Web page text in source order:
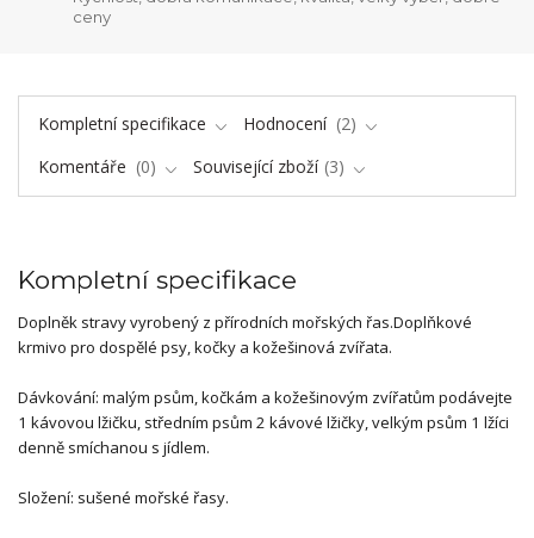
ceny
Kompletní specifikace Hodnocení
2
Komentáře
0 Související zboží 3
Kompletní specifikace
Doplněk stravy vyrobený z přírodních mořských řas.Doplňkové
krmivo pro dospělé psy, kočky a kožešinová zvířata.
Dávkování: malým psům, kočkám a kožešinovým zvířatům podávejte
1 kávovou lžičku, středním psům 2 kávové lžičky, velkým psům 1 lžíci
denně smíchanou s jídlem.
Složení: sušené mořské řasy.